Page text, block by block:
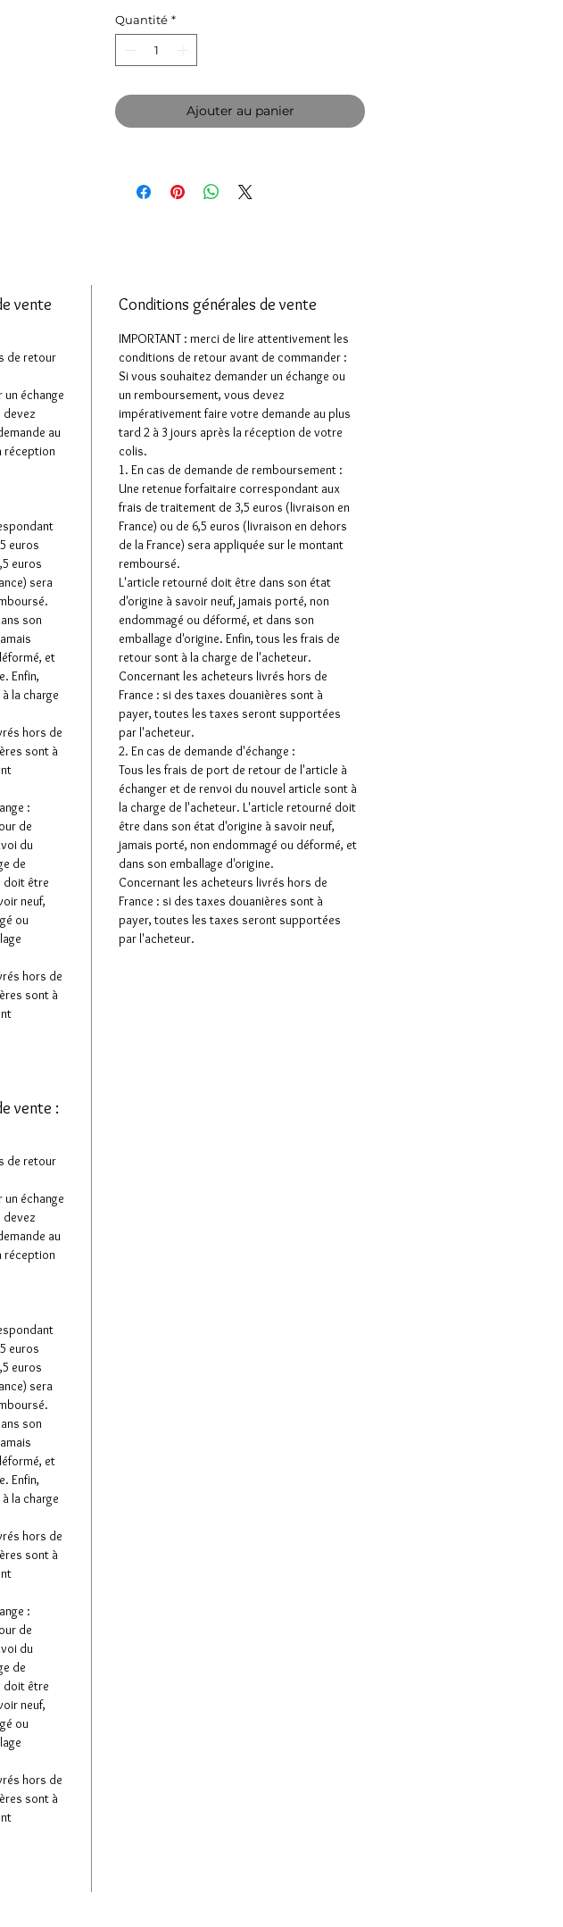
Quantité *
Ajouter au panier
vente
de retour
échange
devez
au
réception
euros
euros
sera
son
et
Enfin,
la charge
hors de
sont à
:
de
du
de
doit être
neuf,
ou
hors de
sont à
Conditions générales de vente
IMPORTANT : merci de lire attentivement les
conditions de retour avant de commander :
Si vous souhaitez demander un échange ou
un remboursement, vous devez
impérativement faire votre demande au plus
tard 2 à 3 jours après la réception de votre
colis.
1. En cas de demande de remboursement :
Une retenue forfaitaire correspondant aux
frais de traitement de 3,5 euros (livraison en
France) ou de 6,5 euros (livraison en dehors
de la France) sera appliquée sur le montant
remboursé.
L'article retourné doit être dans son état
d'origine à savoir neuf, jamais porté, non
endommagé ou déformé, et dans son
emballage d'origine. Enfin, tous les frais de
retour sont à la charge de l'acheteur.
Concernant les acheteurs livrés hors de
France : si des taxes douanières sont à
payer, toutes les taxes seront supportées
par l'acheteur.
2. En cas de demande d'échange :
Tous les frais de port de retour de l'article à
échanger et de renvoi du nouvel article sont à
la charge de l'acheteur. L'article retourné doit
être dans son état d'origine à savoir neuf,
jamais porté, non endommagé ou déformé, et
dans son emballage d'origine.
Concernant les acheteurs livrés hors de
France : si des taxes douanières sont à
payer, toutes les taxes seront supportées
par l'acheteur.
vente :
de retour
échange
devez
au
réception
euros
euros
sera
son
et
Enfin,
la charge
hors de
sont à
:
de
du
de
doit être
neuf,
ou
hors de
sont à